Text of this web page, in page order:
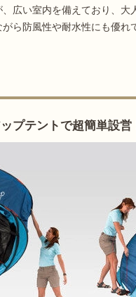
広い室内を備えており、大
ら防風性や耐水性にも優れ
プテントで超簡単設営